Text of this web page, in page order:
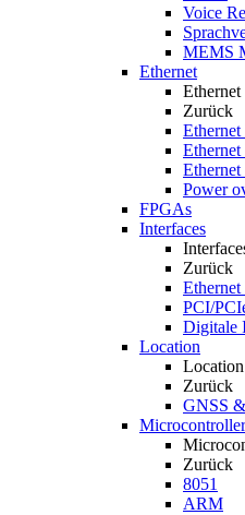
Voice
MEMS
Ethernet
Ethernet
Zurück
Ethernet
Power
FPGAs
Interfaces
Zurück
Ethernet
PCI/
Digitale
Location
Location
Zurück
GNSS
Microcontroller
Zurück
8051
ARM